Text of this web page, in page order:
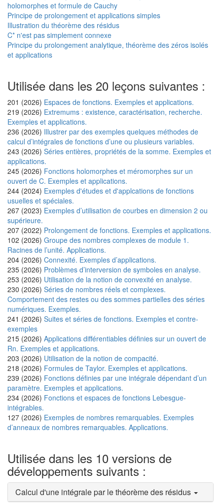
holomorphes et formule de Cauchy
Principe de prolongement et applications simples
Illustration du théorème des résidus
C* n'est pas simplement connexe
Principe du prolongement analytique, théorème des zéros isolés
et applications
Utilisée dans les 20 leçons suivantes :
201 (2026) Espaces de fonctions. Exemples et applications.
219 (2026) Extremums : existence, caractérisation, recherche.
Exemples et applications.
236 (2026) Illustrer par des exemples quelques méthodes de
calcul d’intégrales de fonctions d’une ou plusieurs variables.
243 (2026) Séries entières, propriétés de la somme. Exemples et
applications.
245 (2026) Fonctions holomorphes et méromorphes sur un
ouvert de C. Exemples et applications.
244 (2024) Exemples d'études et d'applcations de fonctions
usuelles et spéciales.
267 (2023) Exemples d’utilisation de courbes en dimension 2 ou
supérieure.
207 (2022) Prolongement de fonctions. Exemples et applications.
102 (2026) Groupe des nombres complexes de module 1.
Racines de l’unité. Applications.
204 (2026) Connexité. Exemples d’applications.
235 (2026) Problèmes d’interversion de symboles en analyse.
253 (2026) Utilisation de la notion de convexité en analyse.
230 (2026) Séries de nombres réels et complexes.
Comportement des restes ou des sommes partielles des séries
numériques. Exemples.
241 (2026) Suites et séries de fonctions. Exemples et contre-
exemples
215 (2026) Applications différentiables définies sur un ouvert de
Rn. Exemples et applications.
203 (2026) Utilisation de la notion de compacité.
218 (2026) Formules de Taylor. Exemples et applications.
239 (2026) Fonctions définies par une intégrale dépendant d’un
paramètre. Exemples et applications.
234 (2026) Fonctions et espaces de fonctions Lebesgue-
intégrables.
127 (2026) Exemples de nombres remarquables. Exemples
d’anneaux de nombres remarquables. Applications.
Utilisée dans les 10 versions de
développements suivants :
Calcul d'une intégrale par le théorème des résidus